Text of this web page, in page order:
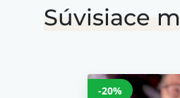
Súvisiace
-20%